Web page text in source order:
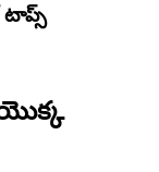
టాప్స్
యొక్క